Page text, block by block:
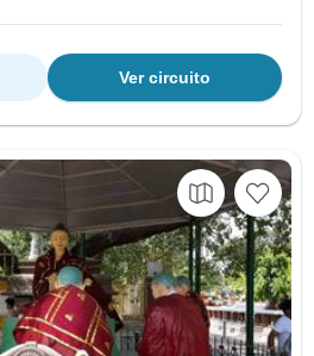
Ver circuito